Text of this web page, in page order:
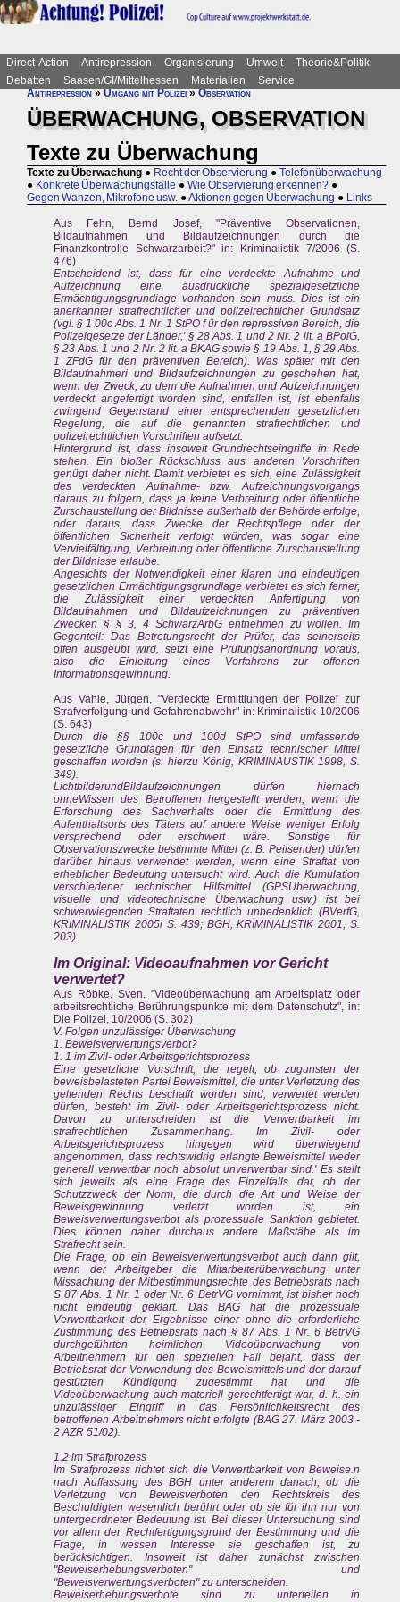
Direct-Action Antirepression Organisierung Umwelt
Theorie&Politik
Debatten
Saasen/GI/Mittelhessen Materialien
Service
Antirepression»Umgang mit Polizei»Observation
ÜBERWACHUNG, OBSERVATION
Texte zu Überwachung
Texte zu Überwachung ● Recht der Observierung ● Telefonüberwachung
● Konkrete Überwachungsfälle ● Wie Observierung erkennen? ●
Gegen Wanzen, Mikrofone usw. ●Aktionen gegen Überwachung ● Links
Aus Fehn, Bernd Josef, "Präventive Observationen,
Bildaufnahmen und Bildaufzeichnungen durch die
Finanzkontrolle Schwarzarbeit?" in: Kriminalistik 7/2006 (S.
476)
Entscheidend ist, dass für eine verdeckte Aufnahme und
Aufzeichnung eine ausdrückliche spezialgesetzliche
Ermächtigungsgrundiage vorhanden sein muss. Dies ist ein
anerkannter strafrechtlicher und polizeirechtlicher Grundsatz
(vgl. § 1 00c Abs. 1 Nr. 1 StPO f ür den repressiven Bereich, die
Polizeigesetze der Länder,' § 28 Abs. 1 und 2 Nr. 2 lit. a BPolG,
§ 23 Abs. 1 und 2 Nr. 2 lit. a BKAG sowie § 19 Abs. 1, § 29 Abs.
1 ZFdG für den präventiven Bereich). Was später mit den
Bildaufnahmeri und Bildaufzeichnungen zu geschehen hat,
wenn der Zweck, zu dem die Aufnahmen und Aufzeichnungen
verdeckt angefertigt worden sind, entfallen ist, ist ebenfalls
zwingend Gegenstand einer entsprechenden gesetzlichen
Regelung, die auf die genannten strafrechtlichen und
polizeirechtlichen Vorschriften aufsetzt.
Hintergrund ist, dass insoweit Grundrechtseingriffe in Rede
stehen. Ein bloßer Rückschluss aus anderen Vorschriften
genügt daher nicht. Damit verbietet es sich, eine Zulässigkeit
des verdeckten Aufnahme- bzw. Aufzeichnungsvorgangs
daraus zu folgern, dass ja keine Verbreitung oder öffentliche
Zurschaustellung der Bildnisse außerhalb der Behörde erfolge,
oder daraus, dass Zwecke der Rechtspflege oder der
öffentlichen Sicherheit verfolgt würden, was sogar eine
Vervielfältigung, Verbreitung oder öffentliche Zurschaustellung
der Bildnisse erlaube.
Angesichts der Notwendigkeit einer klaren und eindeutigen
gesetzlichen Ermächtigungsgrundlage verbietet es sich ferner,
die Zulässigkeit einer verdeckten Anfertigung von
Bildaufnahmen und Bildaufzeichnungen zu präventiven
Zwecken § § 3, 4 SchwarzArbG entnehmen zu wollen. Im
Gegenteil: Das Betretungsrecht der Prüfer, das seinerseits
offen ausgeübt wird, setzt eine Prüfungsanordnung voraus,
also die Einleitung eines Verfahrens zur offenen
Informationsgewinnung.
Aus Vahle, Jürgen, "Verdeckte Ermittlungen der Polizei zur
Strafverfolgung und Gefahrenabwehr" in: Kriminalistik 10/2006
(S. 643)
Durch die §§ 100c und 100d StPO sind umfassende
gesetzliche Grundlagen für den Einsatz technischer Mittel
geschaffen worden (s. hierzu König, KRIMINAUSTIK 1998, S.
349).
LichtbilderundBildaufzeichnungen dürfen hiernach
ohneWissen des Betroffenen hergestellt werden, wenn die
Erforschung des Sachverhalts oder die Ermittlung des
Aufenthaltsorts des Täters auf andere Weise weniger Erfolg
versprechend oder erschwert wäre. Sonstige für
Observationszwecke bestimmte Mittel (z. B. Peilsender) dürfen
darüber hinaus verwendet werden, wenn eine Straftat von
erheblicher Bedeutung untersucht wird. Auch die Kumulation
verschiedener technischer Hilfsmittel (GPSÜberwachung,
visuelle und videotechnische Überwachung usw.) ist bei
schwerwiegenden Straftaten rechtlich unbedenklich (BVerfG,
KRIMINALISTIK 2005i S. 439; BGH, KRIMINALISTIK 2001, S.
203).
Im Original: Videoaufnahmen vor Gericht
verwertet?
Aus Röbke, Sven, "Videoüberwachung am Arbeitsplatz oder
arbeitsrechtliche Berührungspunkte mit dem Datenschutz", in:
Die Polizei, 10/2006 (S. 302)
V. Folgen unzulässiger Überwachung
1. Beweisverwertungsverbot?
1. 1 im Zivil- oder Arbeitsgerichtsprozess
Eine gesetzliche Vorschrift, die regelt, ob zugunsten der
beweisbelasteten Partei Beweismittel, die unter Verletzung des
geltenden Rechts beschafft worden sind, verwertet werden
dürfen, besteht im Zivil- oder Arbeitsgerichtsprozess nicht.
Davon zu unterscheiden ist die Verwertbarkeit im
strafrechtlichen Zusammenhang. Im Zivil- oder
Arbeitsgerichtsprozess hingegen wird überwiegend
angenommen, dass rechtswidrig erlangte Beweismittel weder
generell verwertbar noch absolut unverwertbar sind.' Es stellt
sich jeweils als eine Frage des Einzelfalls dar, ob der
Schutzzweck der Norm, die durch die Art und Weise der
Beweisgewinnung verletzt worden ist, ein
Beweisverwertungsverbot als prozessuale Sanktion gebietet.
Dies können daher durchaus andere Maßstäbe als im
Strafrecht sein.
Die Frage, ob ein Beweisverwertungsverbot auch dann gilt,
wenn der Arbeitgeber die Mitarbeiterüberwachung unter
Missachtung der Mitbestimmungsrechte des Betriebsrats nach
S 87 Abs. 1 Nr. 1 oder Nr. 6 BetrVG vornimmt, ist bisher noch
nicht eindeutig geklärt. Das BAG hat die prozessuale
Verwertbarkeit der Ergebnisse einer ohne die erforderliche
Zustimmung des Betriebsrats nach § 87 Abs. 1 Nr. 6 BetrVG
durchgeführten heimlichen Videoüberwachung von
Arbeitnehmern für den speziellen Fall bejaht, dass der
Betriebsrat der Verwendung des Beweismittels und der darauf
gestützten Kündigung zugestimmt hat und die
Videoüberwachung auch materiell gerechtfertigt war, d. h. ein
unzulässiger Eingriff in das Persönlichkeitsrecht des
betroffenen Arbeitnehmers nicht erfolgte (BAG 27. März 2003 -
2 AZR 51/02).
1.2 im Strafprozess
Im Strafprozess richtet sich die Verwertbarkeit von Beweise.n
nach Auffassung des BGH unter anderem danach, ob die
Verletzung von Beweisverboten den Rechtskreis des
Beschuldigten wesentlich berührt oder ob sie für ihn nur von
untergeordneter Bedeutung ist. Bei dieser Untersuchung sind
vor allem der Rechtfertigungsgrund der Bestimmung und die
Frage, in wessen Interesse sie geschaffen ist, zu
berücksichtigen. Insoweit ist daher zunächst zwischen
"Beweiserhebungsverboten" und
"Beweisverwertungsverboten" zu unterscheiden.
Beweiserhebungsverbote sind zu unterteilen in